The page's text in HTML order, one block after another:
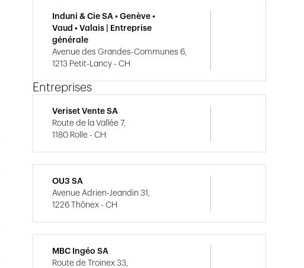
Induni & Cie SA • Genève •
Vaud • Valais | Entreprise
générale
Avenue des Grandes-Communes 6,
1213 Petit-Lancy - CH
Entreprises
Veriset Vente SA
Route de la Vallée 7,
1180 Rolle - CH
OU3 SA
Avenue Adrien-Jeandin 31,
1226 Thônex - CH
MBC Ingéo SA
Route de Troinex 33,